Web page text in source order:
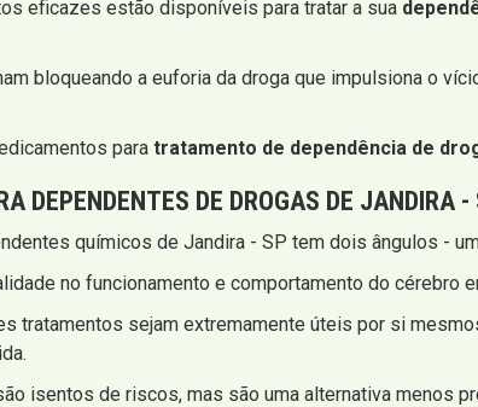
eficazes estão disponíveis para tratar a sua
bloqueando a euforia da droga que impulsiona o
para tratamento de dependência de
DEPENDENTES DE DROGAS DE JANDIRA -
químicos de Jandira - SP tem dois ângulos -
no funcionamento e comportamento do cérebro
tratamentos sejam extremamente úteis por si
isentos de riscos, mas são uma alternativa menos